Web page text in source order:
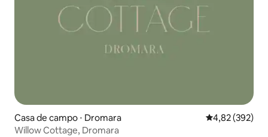
Casa de campo ⋅ Dromara 4,82 de uma
4,82 (392)
Willow Cottage, Dromara